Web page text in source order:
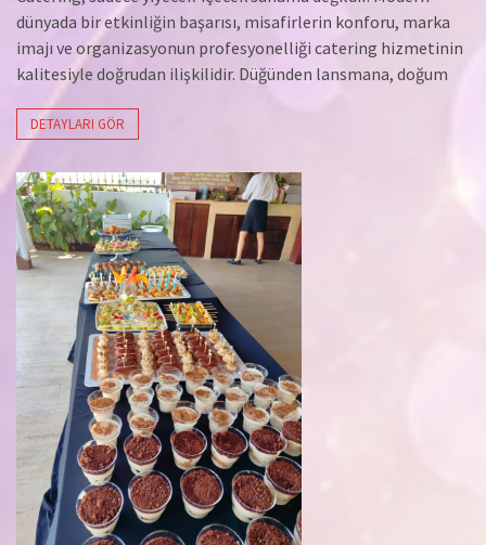
dünyada bir etkinliğin başarısı, misafirlerin konforu, marka
imajı ve organizasyonun profesyonelliği catering hizmetinin
kalitesiyle doğrudan ilişkilidir. Düğünden lansmana, doğum
DETAYLARI GÖR